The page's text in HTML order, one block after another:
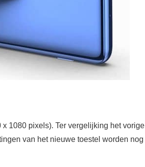
1080 pixels). Ter vergelijking het vorige
van het nieuwe toestel worden nog